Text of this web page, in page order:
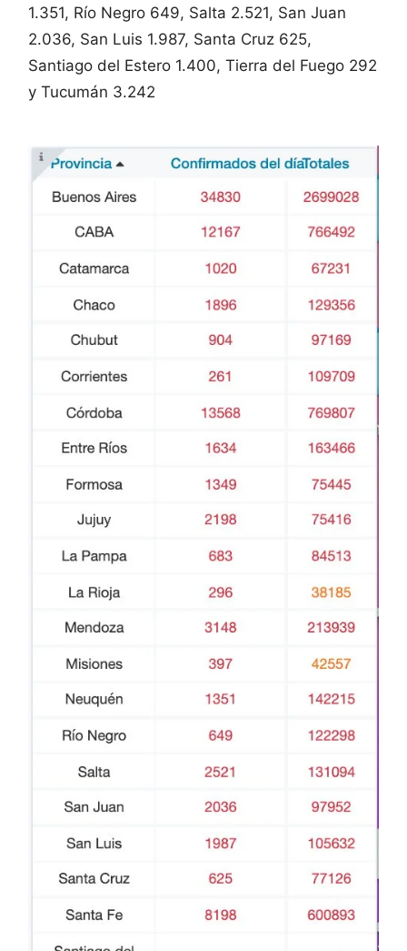
1.351, Río Negro 649, Salta 2.521, San Juan
2.036, San Luis 1.987, Santa Cruz 625,
Santiago del Estero 1.400, Tierra del Fuego 292
y Tucumán 3.242